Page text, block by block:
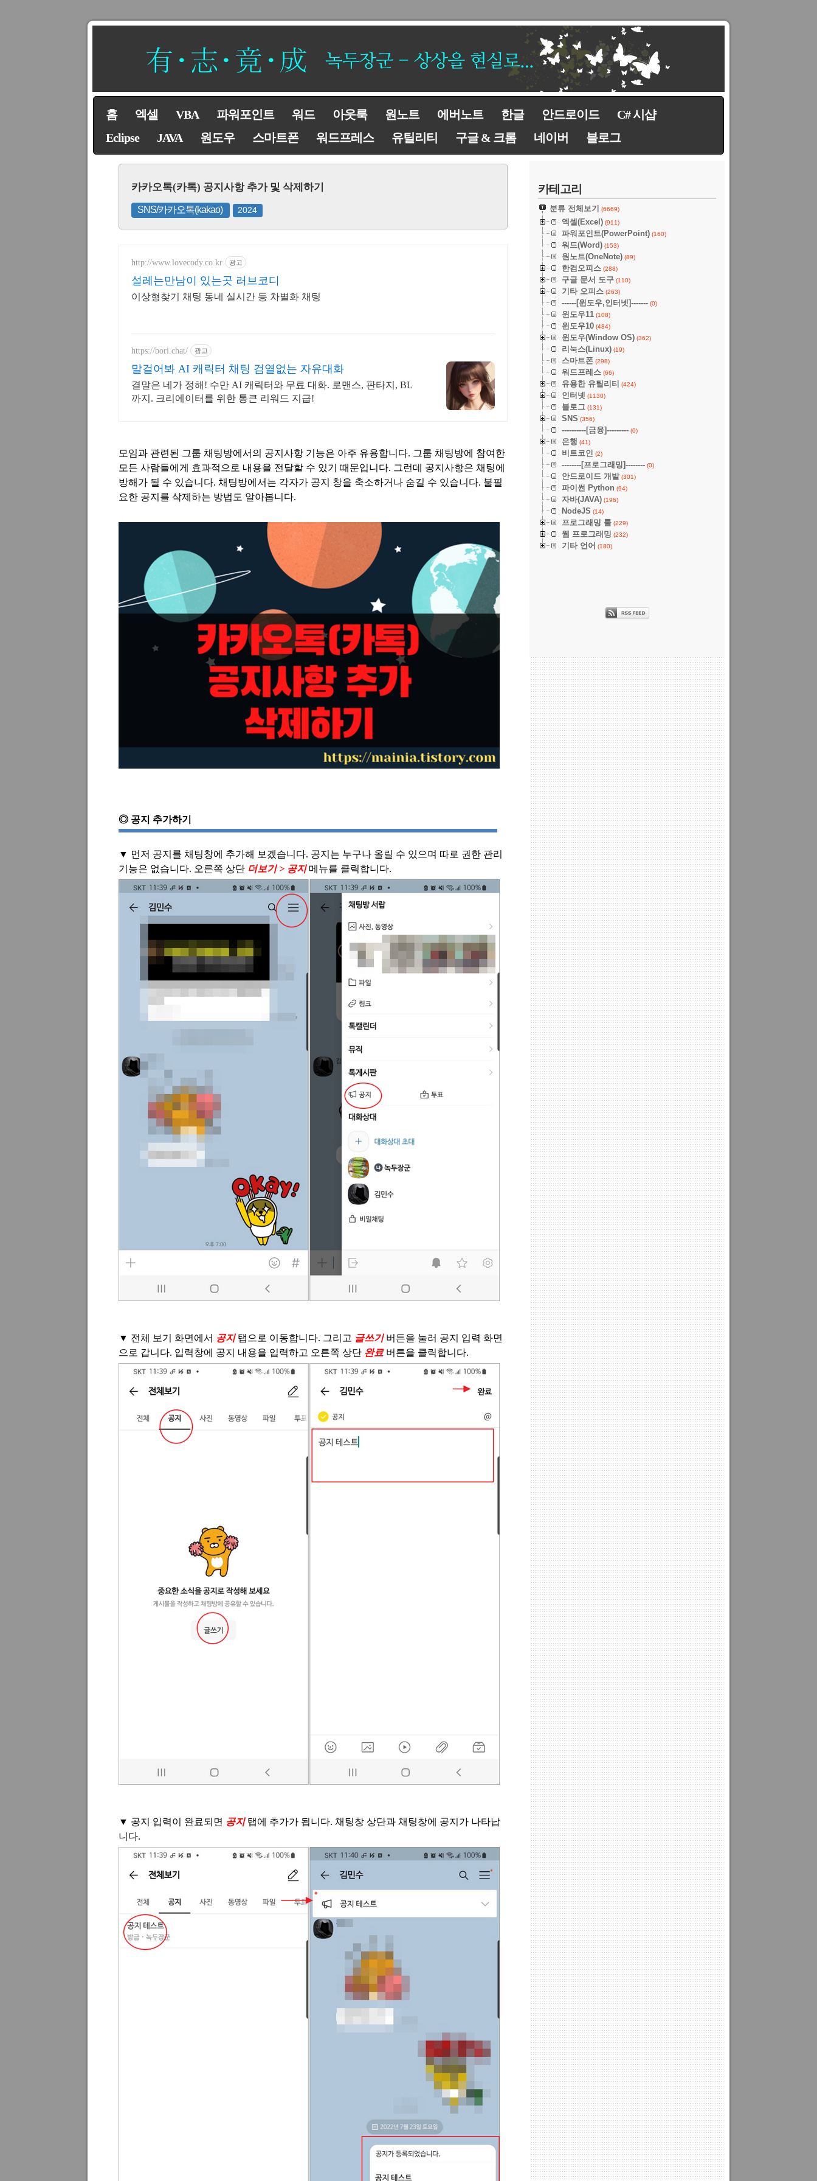
홈 엑셀 VBA 파워포인트 워드 아웃룩 원노트 에버노트 한글 안드로이드
C# 시샵
Eclipse
JAVA 원도우 스마트폰 워드프레스 유틸리티 구글 & 크롬 네이버 블로그
카카오톡(카톡) 공지사항 추가 및 삭제하기
SNS/카카오톡(kakao) 2024
http://www.lovecody.co.kr 광고
설레는만남이 있는곳 러브코디
이상형찾기 채팅 동네 실시간 등 차별화 채팅
https://bori.chat/ 광고
말걸어봐 AI 캐릭터 채팅 검열없는 자유대화
결말은 네가 정해! 수만 AI 캐릭터와 무료 대화. 로맨스, 판타지, BL
까지. 크리에이터를 위한 통큰 리워드 지급!
모임과 관련된 그룹 채팅방에서의 공지사항 기능은 아주 유용합니다. 그룹 채팅방에 참여한
모든 사람들에게 효과적으로 내용을 전달할 수 있기 때문입니다. 그런데 공지사항은 채팅에
방해가 될 수 있습니다. 채팅방에서는 각자가 공지 창을 축소하거나 숨길 수 있습니다. 불필
요한 공지를 삭제하는 방법도 알아봅니다.
◎ 공지 추가하기
▼ 먼저 공지를 채팅창에 추가해 보겠습니다. 공지는 누구나 올릴 수 있으며 따로 권한 관리
기능은 없습니다. 오른쪽 상단 더보기 > 공지 메뉴를 클릭합니다.
▼ 전체 보기 화면에서 공지 탭으로 이동합니다. 그리고 글쓰기 버튼을 눌러 공지 입력 화면
으로 갑니다. 입력창에 공지 내용을 입력하고 오른쪽 상단 완료 버튼을 클릭합니다.
▼ 공지 입력이 완료되면 공지 탭에 추가가 됩니다. 채팅창 상단과 채팅창에 공지가 나타납
니다.
카테고리
분류 전체보기 (6669)
엑셀(Excel) (911)
파워포인트(PowerPoint) (160)
워드(Word) (153)
원노트(OneNote) (89)
한컴오피스 (288)
구글 문서 도구 (110)
기타 오피스 (263)
------[윈도우,인터넷]------- (0)
윈도우11 (108)
윈도우10 (484)
윈도우(Window OS) (362)
리눅스(Linux) (19)
스마트폰 (298)
워드프레스 (66)
유용한 유틸리티 (424)
인터넷 (1130)
블로그 (131)
SNS (356)
----------[금융]--------- (0)
은행 (41)
비트코인 (2)
--------[프로그래밍]-------- (0)
안드로이드 개발(301)
파이썬 Python (94)
자바(JAVA) (196)
NodeJS (14)
프로그래밍 툴 (229)
웹 프로그래밍 (232)
기타 언어 (180)